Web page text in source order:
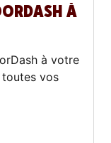
À
à votre
toutes vos